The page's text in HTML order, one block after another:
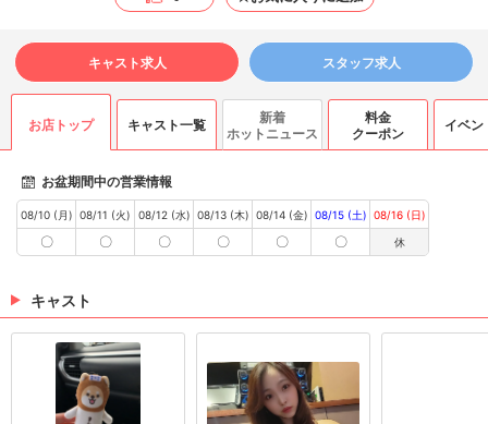
キャスト求人 スタッフ求人
お店トップ キャスト一覧
新着
ホットニュース
料金
クーポン
イベン
お盆期間中の営業情報
08/10 (月)
〇
08/11 (火)
〇
08/12 (水)
〇
08/13 (木)
〇
08/14 (金)
〇
08/15 (土)
〇
08/16 (日)
休
キャスト